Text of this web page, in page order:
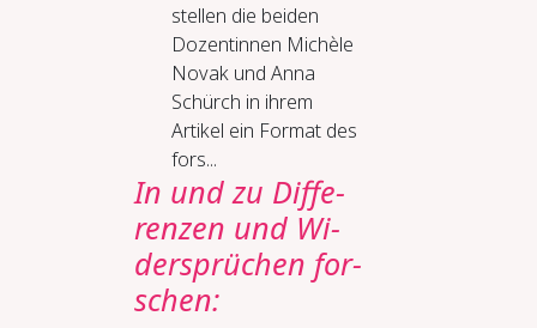
stellen die beiden
Dozentinnen Michèle
Novak und Anna
Schürch in ihrem
Artikel ein Format des
fors...
In und zu Dif­fe­
ren­zen und Wi­
der­sprü­chen for­
schen: